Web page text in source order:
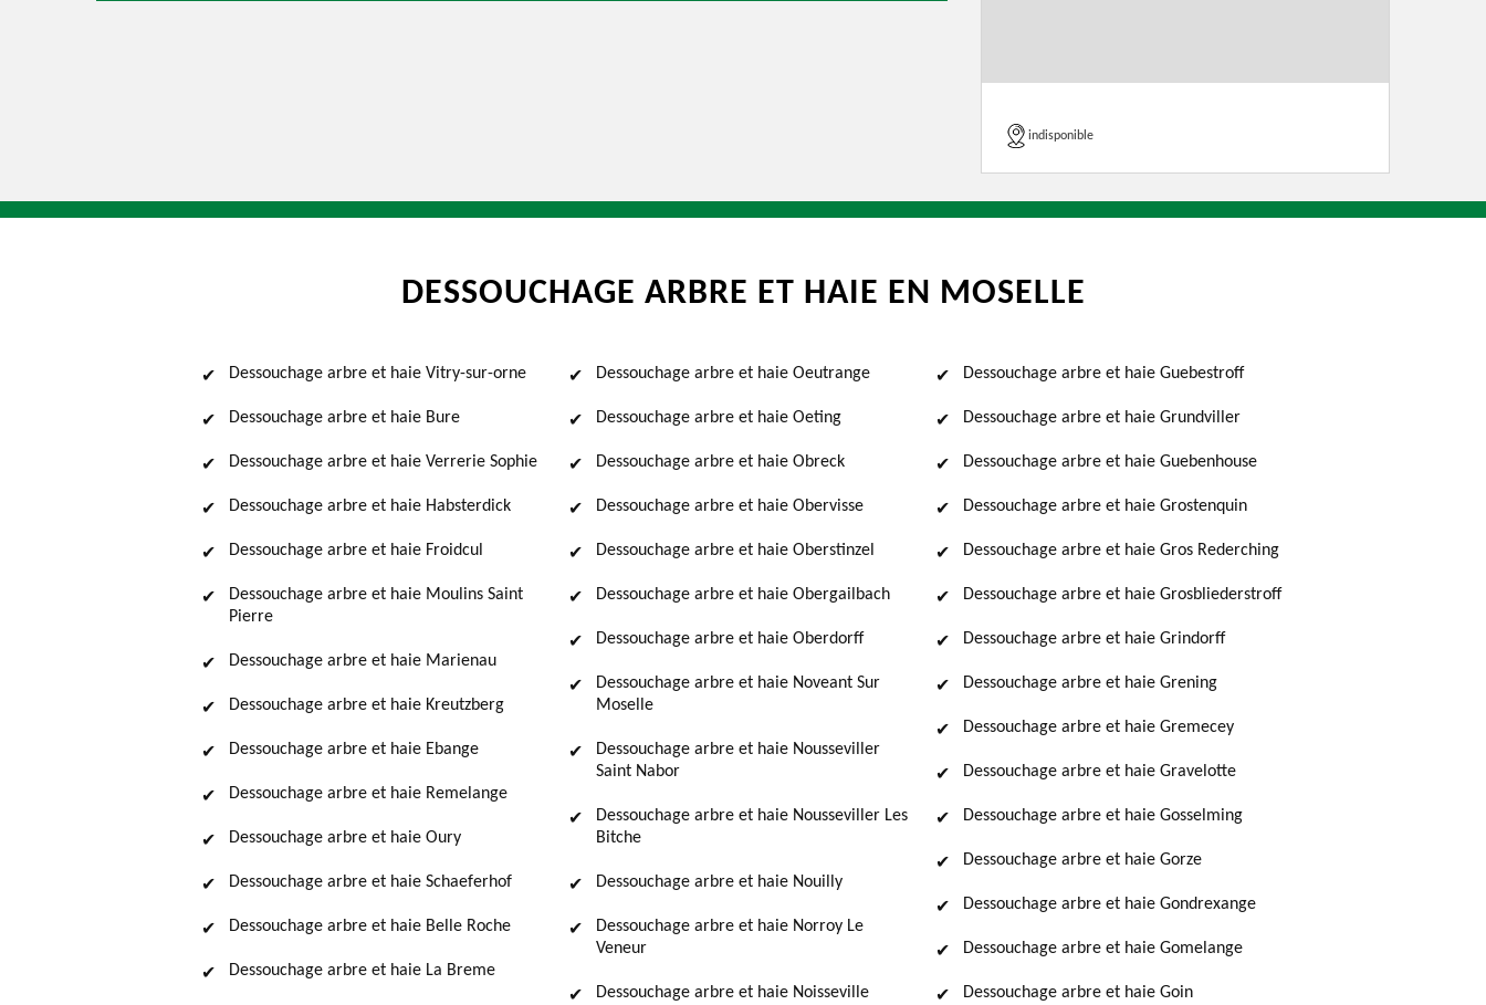
indisponible
DESSOUCHAGE ARBRE ET HAIE EN MOSELLE
Dessouchage arbre et haie Vitry-sur-orne
Dessouchage arbre et haie Bure
Dessouchage arbre et haie Verrerie Sophie
Dessouchage arbre et haie Habsterdick
Dessouchage arbre et haie Froidcul
Dessouchage arbre et haie Moulins Saint
Pierre
Dessouchage arbre et haie Marienau
Dessouchage arbre et haie Kreutzberg
Dessouchage arbre et haie Ebange
Dessouchage arbre et haie Remelange
Dessouchage arbre et haie Oury
Dessouchage arbre et haie Schaeferhof
Dessouchage arbre et haie Belle Roche
Dessouchage arbre et haie La Breme
Dessouchage arbre et haie Oeutrange
Dessouchage arbre et haie Oeting
Dessouchage arbre et haie Obreck
Dessouchage arbre et haie Obervisse
Dessouchage arbre et haie Oberstinzel
Dessouchage arbre et haie Obergailbach
Dessouchage arbre et haie Oberdorff
Dessouchage arbre et haie Noveant Sur
Moselle
Dessouchage arbre et haie Nousseviller
Saint Nabor
Dessouchage arbre et haie Nousseviller Les
Bitche
Dessouchage arbre et haie Nouilly
Dessouchage arbre et haie Norroy Le
Veneur
Dessouchage arbre et haie Noisseville
Dessouchage arbre et haie Guebestroff
Dessouchage arbre et haie Grundviller
Dessouchage arbre et haie Guebenhouse
Dessouchage arbre et haie Grostenquin
Dessouchage arbre et haie Gros Rederching
Dessouchage arbre et haie Grosbliederstroff
Dessouchage arbre et haie Grindorff
Dessouchage arbre et haie Grening
Dessouchage arbre et haie Gremecey
Dessouchage arbre et haie Gravelotte
Dessouchage arbre et haie Gosselming
Dessouchage arbre et haie Gorze
Dessouchage arbre et haie Gondrexange
Dessouchage arbre et haie Gomelange
Dessouchage arbre et haie Goin